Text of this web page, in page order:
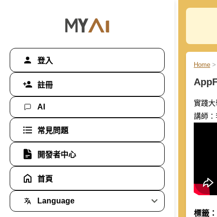
登入
註冊
AI
常見問題
開發者中心
首頁
Language
Home >
實踐
講師
標籤：